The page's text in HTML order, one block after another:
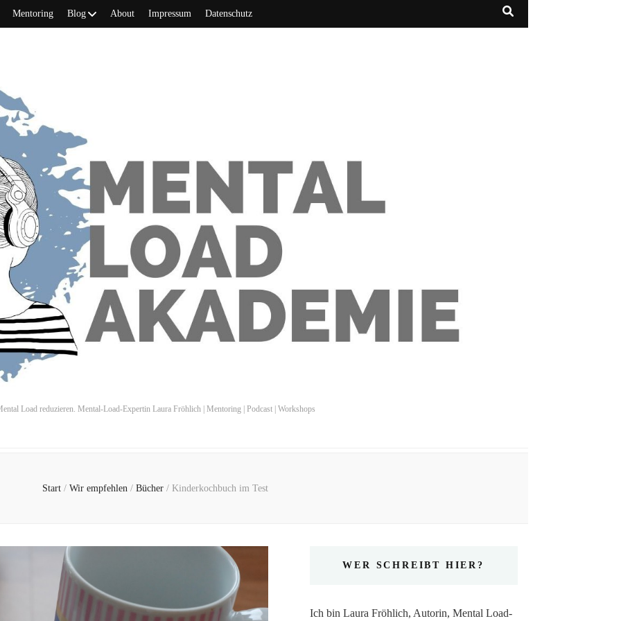
Mentoring Blog About Impressum Datenschutz
Load reduzieren. Mental-Load-Expertin Laura Fröhlich | Mentoring | Podcast | Workshops
Start / Wir empfehlen / Bücher / Kinderkochbuch im Test
WER SCHREIBT HIER?
Ich bin Laura Fröhlich, Autorin, Mental Load-